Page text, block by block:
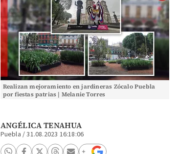
Realizan mejoramiento en jardineras Zócalo Puebla
por fiestas patrias | Melanie Torres
ANGÉLICA TENAHUA
Puebla /31.08.2023 16:18:06